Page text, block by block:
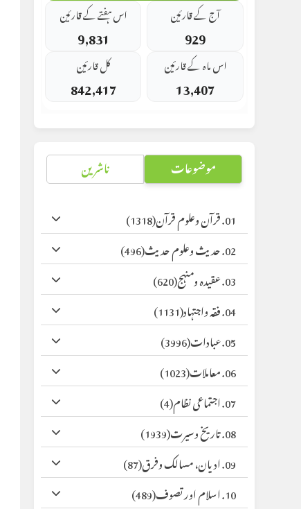
آج کے قارئین
929
اس ہفتے کے قارئین
9,831
اس ماہ کے قارئین
13,407
کل قارئین
842,417
موضوعات ناشرین
01. قرآن وعلوم قرآن
(1318)
02. حدیث وعلوم حدیث
(496)
03. عقیدہ ومنہج
(620)
04. فقہ واجتہاد
(1131)
05. عبادات
(3996)
06. معاملات
(1023)
07. اجتماعی نظام
(4)
08. تاریخ وسیرت
(1939)
09. ادیان، مسالک وفرق
(87)
10. اسلام اور تصوف
(489)